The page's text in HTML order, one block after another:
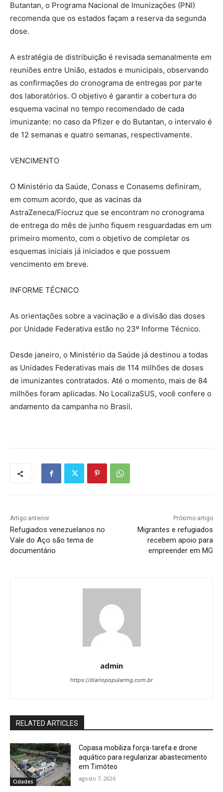
Butantan, o Programa Nacional de Imunizações (PNI)
recomenda que os estados façam a reserva da segunda
dose.
A estratégia de distribuição é revisada semanalmente em
reuniões entre União, estados e municipais, observando
as confirmações do cronograma de entregas por parte
dos laboratórios. O objetivo é garantir a cobertura do
esquema vacinal no tempo recomendado de cada
imunizante: no caso da Pfizer e do Butantan, o intervalo é
de 12 semanas e quatro semanas, respectivamente.
VENCIMENTO
O Ministério da Saúde, Conass e Conasems definiram,
em comum acordo, que as vacinas da
AstraZeneca/Fiocruz que se encontram no cronograma
de entrega do mês de junho fiquem resguardadas em um
primeiro momento, com o objetivo de completar os
esquemas iniciais já iniciados e que possuem
vencimento em breve.
INFORME TÉCNICO
As orientações sobre a vacinação e a divisão das doses
por Unidade Federativa estão no 23º Informe Técnico.
Desde janeiro, o Ministério da Saúde já destinou a todas
as Unidades Federativas mais de 114 milhões de doses
de imunizantes contratados. Até o momento, mais de 84
milhões foram aplicadas. No LocalizaSUS, você confere o
andamento da campanha no Brasil.
Artigo anterior
Refugiados venezuelanos no
Vale do Aço são tema de
documentário
Próximo artigo
Migrantes e refugiados
recebem apoio para
empreender em MG
admin
https://diariopopularmg.com.br
RELATED ARTICLES
Cidades
Copasa mobiliza força-tarefa e drone
aquático para regularizar abastecimento
em Timóteo
agosto 7, 2026